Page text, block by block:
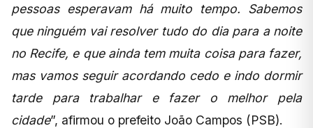
pessoas esperavam há muito tempo. Sabemos
que ninguém vai resolver tudo do dia para a noite
no Recife, e que ainda tem muita coisa para fazer,
mas vamos seguir acordando cedo e indo dormir
tarde para trabalhar e fazer o melhor pela
cidade”, afirmou o prefeito João Campos (PSB).